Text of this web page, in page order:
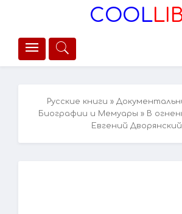
COOL
Русские книги »
Биографии и Мемуары » В
Евгений Дворянский